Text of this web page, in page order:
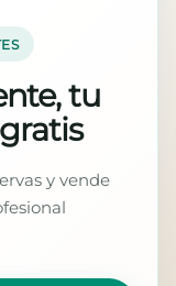
tu
y vende